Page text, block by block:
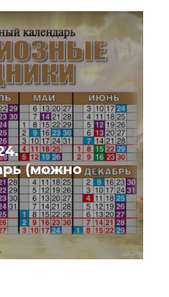
(можно